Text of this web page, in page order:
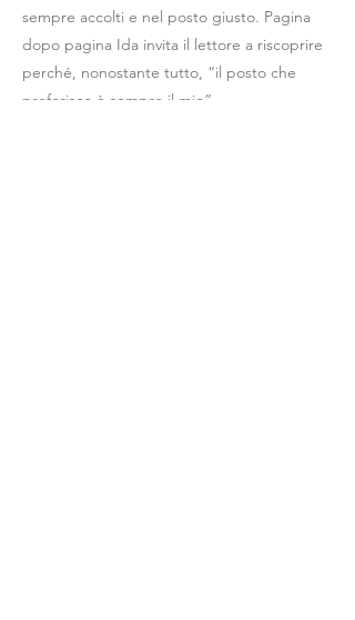
sempre accolti e nel posto giusto. Pagina
dopo pagina Ida invita il lettore a riscoprire
perché, nonostante tutto, “il posto che
preferisco è sempre il mio”.